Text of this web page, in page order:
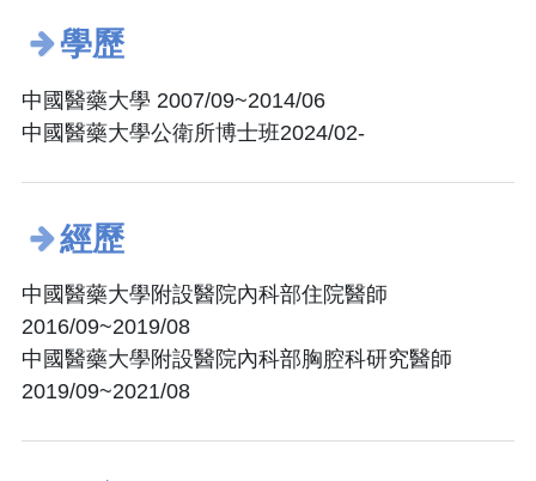
學歷
中國醫藥大學 2007/09~2014/06
中國醫藥大學公衛所博士班2024/02-
經歷
中國醫藥大學附設醫院內科部住院醫師
2016/09~2019/08
中國醫藥大學附設醫院內科部胸腔科研究醫師
2019/09~2021/08